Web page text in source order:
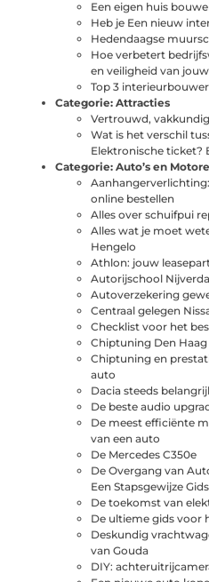
Een eigen huis
Heb je Een nieuw
Hedendaagse
Hoe verbetert
en veiligheid van
Top 3
Categorie: Attracties
Vertrouwd,
Wat is het verschil
Elektronische ticket?
Categorie: Auto’s en
online bestellen
Alles over schuifpui
Alles wat je moet
Hengelo
Athlon: jouw
Autorijschool
Autoverzekering
Centraal gelegen
Checklist voor het
Chiptuning Den Haag
Chiptuning en
auto
Dacia steeds
De beste audio
De meest efficiënte
van een auto
De Mercedes C350e
De Overgang van
Een Stapsgewijze Gids
De toekomst van
De ultieme gids voor
Deskundig
van Gouda
DIY: